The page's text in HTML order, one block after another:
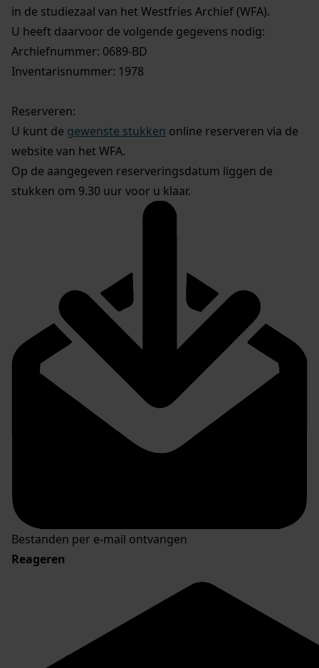
in de studiezaal van het Westfries Archief (WFA).
U heeft daarvoor de volgende gegevens nodig:
Archiefnummer: 0689-BD
Inventarisnummer: 1978
Reserveren:
U kunt de gewenste stukken online reserveren via de
website van het WFA.
Op de aangegeven reserveringsdatum liggen de
stukken om 9.30 uur voor u klaar.
Bestanden per e-mail ontvangen
Reageren